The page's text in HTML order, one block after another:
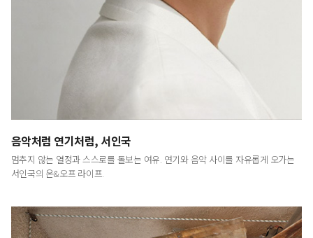
LUXURY
<럭셔리>는 예술적이고 문화적인 시각에서
최고급 브랜드와 라이프스타일을 다룸으로써
명품의 진정한 의미와 예술이 주는 감동을 전하는
멈추지 않는 열정과 스스로를 돌보는 여유. 연기와 음악 사이를 자유롭게 오가는
서인국의 온&오프 라이프.